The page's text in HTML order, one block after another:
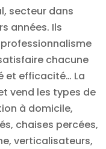
secteur dans
années. Ils
chacune
et efficacité… La
vend les types de
à domicile,
chaises percées,
verticalisateurs,